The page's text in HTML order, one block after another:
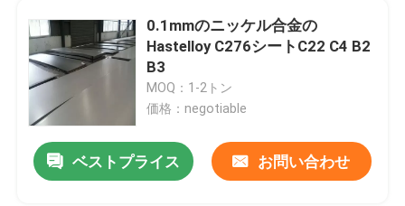
0.1mmのニッケル合金の
Hastelloy C276シートC22 C4 B2
B3
MOQ：1-2トン
価格：negotiable
ベストプライス お問い合わせ